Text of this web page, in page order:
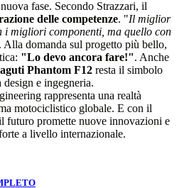
fase. Secondo Strazzari, il
delle competenze. "Il miglior
i migliori componenti, ma quello con
Alla domanda sul progetto più bello,
"Lo devo ancora fare!". Anche
Phantom F12 resta il simbolo
e ingegneria.
rappresenta una realtà
motociclistico globale. E con il
futuro promette nuove innovazioni e
a livello internazionale.